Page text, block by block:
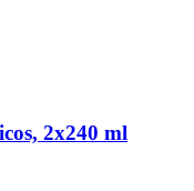
2x240 ml